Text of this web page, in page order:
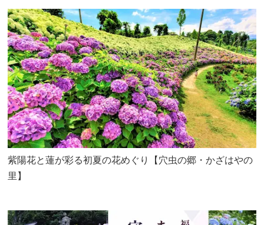
紫陽花と蓮が彩る初夏の花めぐり【穴虫の郷・かざはやの
里】